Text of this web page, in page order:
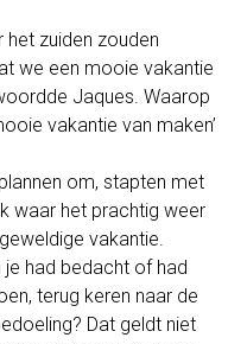
zuiden zouden
we een mooie vakantie
Jaques. Waarop
vakantie van maken’
om, stapten met
waar het prachtig weer
vakantie.
je had bedacht of had
terug keren naar de
Dat geldt niet